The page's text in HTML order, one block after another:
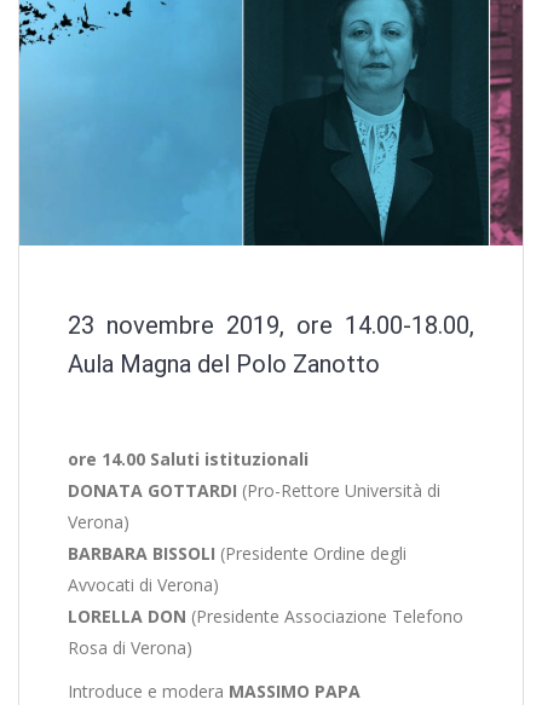
23 novembre 2019, ore 14.00-18.00,
Aula Magna del Polo Zanotto
ore 14.00 Saluti istituzionali
DONATA GOTTARDI (Pro-Rettore Università di
Verona)
BARBARA BISSOLI (Presidente Ordine degli
Avvocati di Verona)
LORELLA DON (Presidente Associazione Telefono
Rosa di Verona)
Introduce e modera MASSIMO PAPA